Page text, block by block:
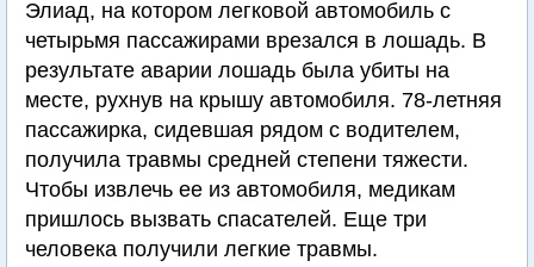
Элиад, на котором легковой автомобиль с
четырьмя пассажирами врезался в лошадь. В
результате аварии лошадь была убиты на
месте, рухнув на крышу автомобиля. 78-летняя
пассажирка, сидевшая рядом с водителем,
получила травмы средней степени тяжести.
Чтобы извлечь ее из автомобиля, медикам
пришлось вызвать спасателей. Еще три
человека получили легкие травмы.